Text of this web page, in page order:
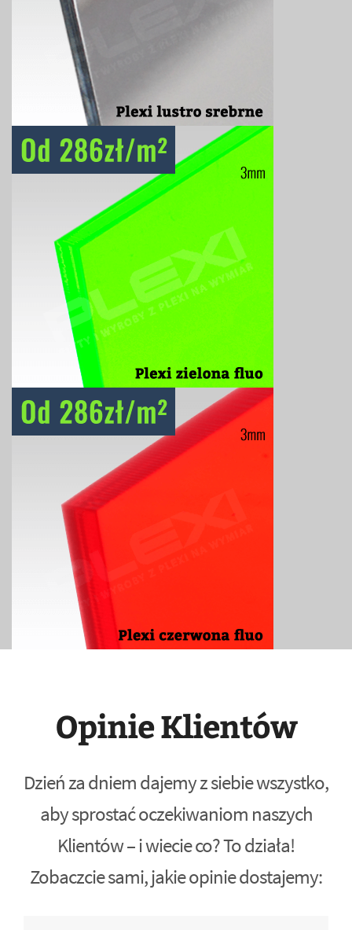
Opinie Klientów
Dzień za dniem dajemy z siebie wszystko,
aby sprostać oczekiwaniom naszych
Klientów – i wiecie co? To działa!
Zobaczcie sami, jakie opinie dostajemy: